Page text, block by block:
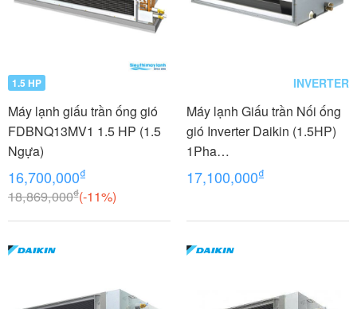
1.5 HP
Máy lạnh giấu trần ống gió
FDBNQ13MV1 1.5 HP (1.5
Ngựa)
16,700,000₫
18,869,000₫(-11%)
INVERTER
Máy lạnh Giấu trần Nối ống
gió Inverter Daikin (1.5HP)
1Pha
FDLF40DV1/RZFC40DVM+
BRC2E61
17,100,000₫